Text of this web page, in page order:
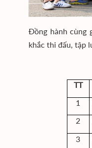
Đồng hành cùng
khắc thi đấu, tập
TT
1
2
3